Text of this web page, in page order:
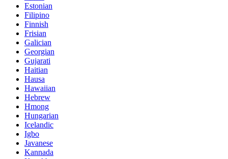
Estonian
Filipino
Finnish
Frisian
Galician
Georgian
Gujarati
Haitian
Hausa
Hawaiian
Hebrew
Hmong
Hungarian
Icelandic
Igbo
Javanese
Kannada